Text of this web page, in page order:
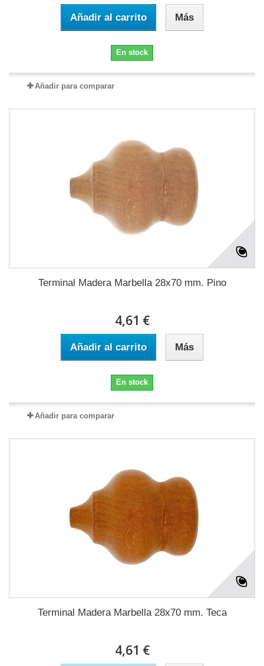
Añadir al carrito Más
En stock
Añadir para comparar
Terminal Madera Marbella 28x70 mm. Pino
4,61 €
Añadir al carrito Más
En stock
Añadir para comparar
Terminal Madera Marbella 28x70 mm. Teca
4,61 €